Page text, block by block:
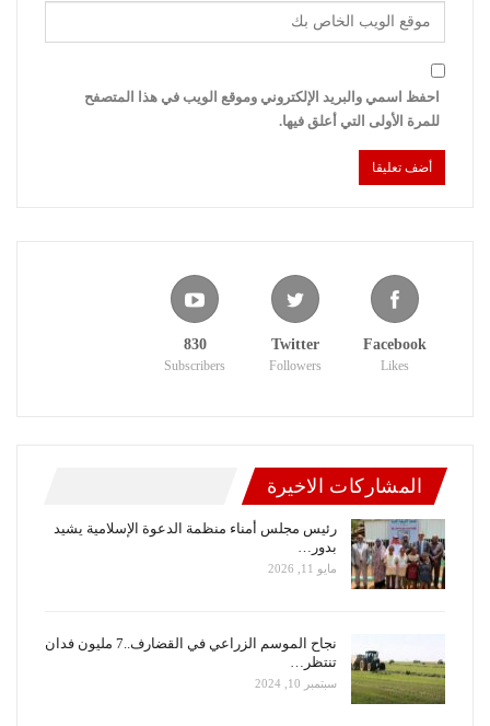
احفظ اسمي والبريد الإلكتروني وموقع الويب في هذا المتصفح
للمرة الأولى التي أعلق فيها.
Facebook
Likes
Twitter
Followers
830
Subscribers
المشاركات الاخيرة
رئيس مجلس أمناء منظمة الدعوة الإسلامية يشيد
بدور…
مايو 11, 2026
نجاح الموسم الزراعي في القضارف..7 مليون فدان
تنتظر…
سبتمبر 10, 2024